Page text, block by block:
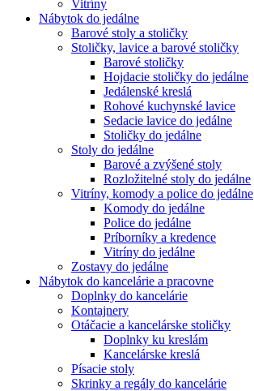
Vitríny
Nábytok do jedálne
Barové stoly a stoličky
Stoličky, lavice a barové stoličky
Barové stoličky
Hojdacie stoličky do jedálne
Jedálenské kreslá
Rohové kuchynské lavice
Sedacie lavice do jedálne
Stoličky do jedálne
Stoly do jedálne
Barové a zvýšené stoly
Rozložitelné stoly do jedálne
Vitríny, komody a police do jedálne
Komody do jedálne
Police do jedálne
Príborníky a kredence
Vitríny do jedálne
Zostavy do jedálne
Nábytok do kancelárie a pracovne
Doplnky do kancelárie
Kontajnery
Otáčacie a kancelárske stoličky
Doplnky ku kreslám
Kancelárske kreslá
Písacie stoly
Skrinky a regály do kancelárie